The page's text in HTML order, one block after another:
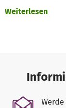
fundierte
eine gute Basis
Weiterlesen